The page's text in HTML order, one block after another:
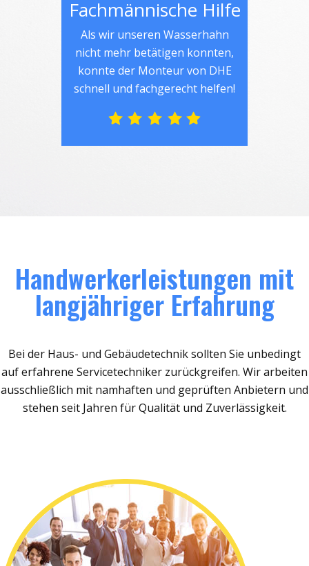
Fachmännische Hilfe
Als wir unseren Wasserhahn
nicht mehr betätigen konnten,
konnte der Monteur von DHE
schnell und fachgerecht helfen!
Handwerkerleistungen mit
langjähriger Erfahrung
Bei der Haus- und Gebäudetechnik sollten Sie unbedingt
auf erfahrene Servicetechniker zurückgreifen. Wir arbeiten
ausschließlich mit namhaften und geprüften Anbietern und
stehen seit Jahren für Qualität und Zuverlässigkeit.